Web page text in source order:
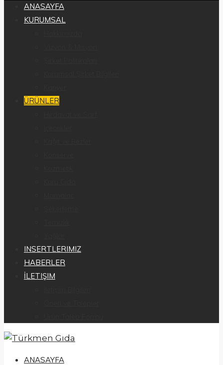
ANASAYFA
KURUMSAL
ÜRÜNLER
INSERTLERIMIZ
HABERLER
İLETIŞIM
ANASAYFA